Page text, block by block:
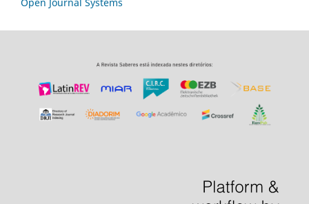
Open Journal Systems